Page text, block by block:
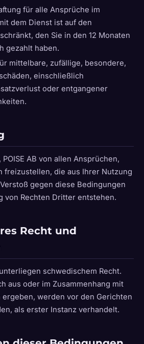
für alle Ansprüche im
dem Dienst ist auf den
den Sie in den 12 Monaten
gezahlt haben.
mittelbare, zufällige, besondere,
einschließlich
oder entgangener
AB von allen Ansprüchen,
freizustellen, die aus Ihrer Nutzung
gegen diese Bedingungen
von Rechten Dritter entstehen.
Recht und
schwedischem Recht.
aus oder im Zusammenhang mit
werden vor den Gerichten
als erster Instanz verhandelt.